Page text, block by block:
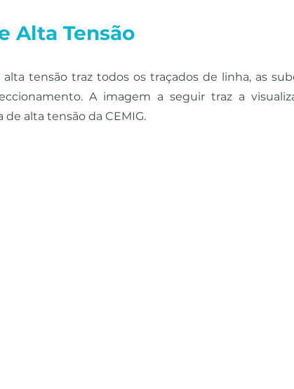
Alta Tensão
tensão traz todos os traçados de linha, as
A imagem a seguir traz a
alta tensão da CEMIG.